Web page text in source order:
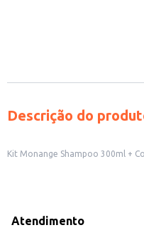
Descrição do
Kit Monange Shampoo 300ml +
Atendimento